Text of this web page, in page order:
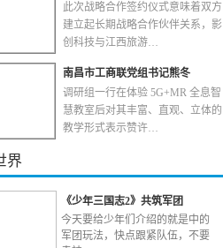
此次战略合作签约仪式意味着双方
建立起长期战略合作伙伴关系，影
创科技与江西旅游…
南昌市工商联党组书记熊冬
调研组一行在体验 5G+MR 全息智
慧教室后对其丰富、直观、立体的
教学形式表示赞许…
界
《少年三国志2》共筑军团
今天要给少年们介绍的就是中的
军团玩法，快点跟紧队伍，不要